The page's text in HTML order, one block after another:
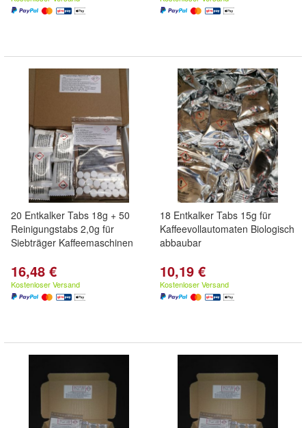
20 Entkalker Tabs 18g + 50
Reinigungstabs 2,0g für
Siebträger Kaffeemaschinen
16,48 €
Kostenloser Versand
18 Entkalker Tabs 15g für
Kaffeevollautomaten Biologisch
abbaubar
10,19 €
Kostenloser Versand